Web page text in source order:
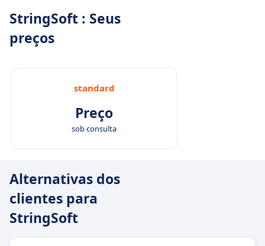
StringSoft : Seus
preços
standard
Preço
sob consulta
Alternativas dos
clientes para
StringSoft